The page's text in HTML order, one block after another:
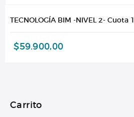
TECNOLOGÍA BIM -NIVEL 2- Cuota 1
$59.900,00
Carrito